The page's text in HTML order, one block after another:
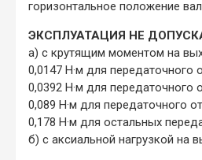
горизонтальное положение
ЭКСПЛУАТАЦИЯ НЕ
а) с крутящим моментом на
0,0147 Н·м для передаточного
0,0392 Н·м для передаточного
0,089 Н·м для передаточного
0,178 Н·м для остальных
б) с аксиальной нагрузкой на